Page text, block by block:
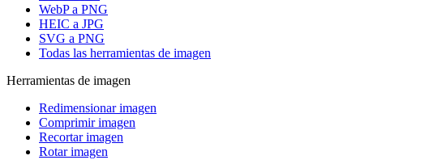
WebP a PNG
HEIC a JPG
SVG a PNG
Todas las herramientas de imagen
Herramientas de imagen
Redimensionar imagen
Comprimir imagen
Recortar imagen
Rotar imagen